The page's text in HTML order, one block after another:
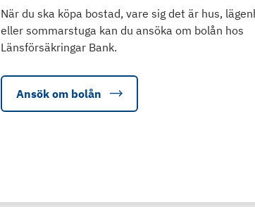
När du ska köpa bostad, vare sig det är hus,
eller sommarstuga kan du ansöka om bolån hos
Länsförsäkringar Bank.
Ansök om bolån